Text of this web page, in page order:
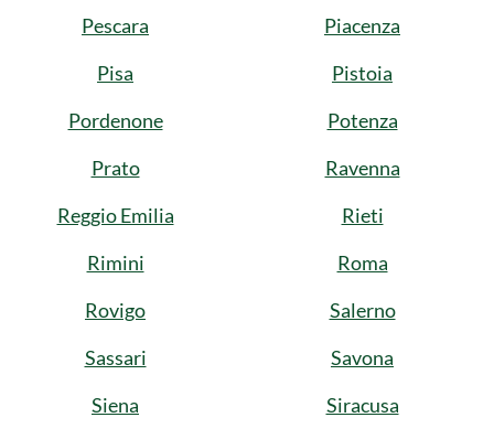
Pescara
Piacenza
Pisa
Pistoia
Pordenone
Potenza
Prato
Ravenna
Reggio Emilia
Rieti
Rimini
Roma
Rovigo
Salerno
Sassari
Savona
Siena
Siracusa